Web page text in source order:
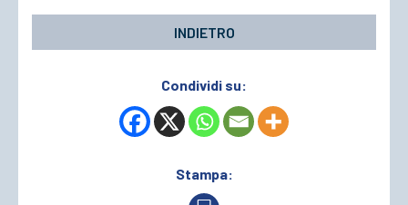
INDIETRO
Condividi su:
Stampa: